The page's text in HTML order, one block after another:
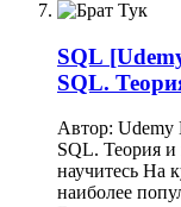
SQL
SQL.
Автор: Udemy
SQL. Теория
научитесь На
наиболее